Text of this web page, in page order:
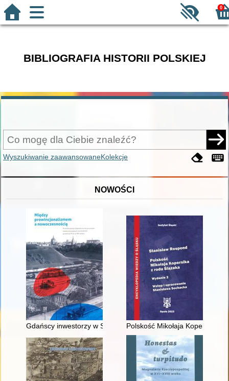
0
BIBLIOGRAFIA HISTORII POLSKIEJ
Wyszukiwanie zaawansowaneKolekcje
NOWOŚCI
Gdańscy inwestorzy w Sopocie : prestiż finansowy i
Polskość Mikołaja Kopernika z